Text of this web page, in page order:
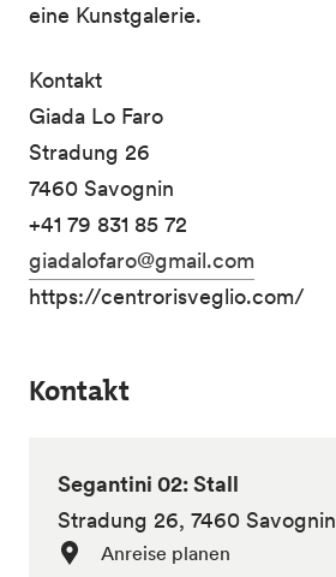
eine Kunstgalerie.
Kontakt
Giada Lo Faro
Stradung 26
7460 Savognin
+41 79 831 85 72
giadalofaro@gmail.com
https://centrorisveglio.com/
Kontakt
Segantini 02: Stall
Stradung 26, 7460 Savognin
Anreise planen